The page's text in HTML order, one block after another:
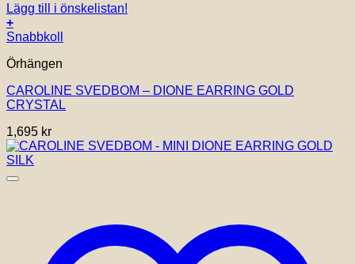
Lägg till i önskelistan!
+
Snabbkoll
Örhängen
CAROLINE SVEDBOM – DIONE EARRING GOLD
CRYSTAL
1,695 kr